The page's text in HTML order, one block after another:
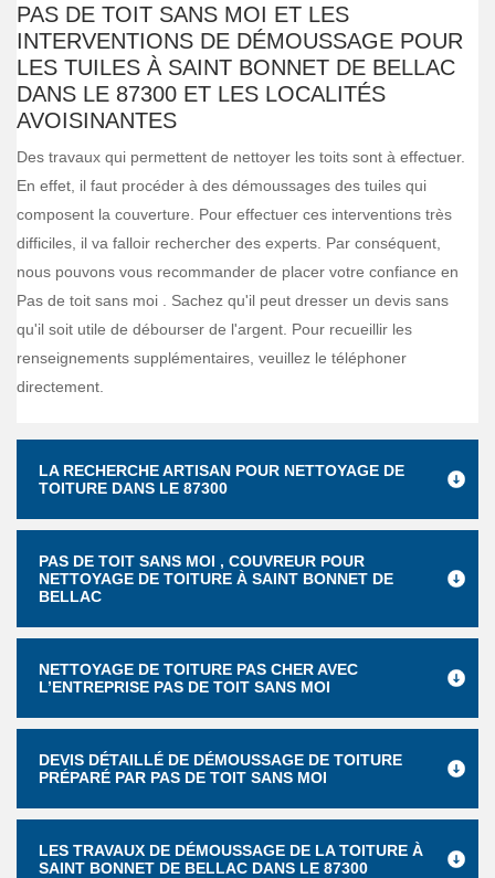
PAS DE TOIT SANS MOI ET LES
INTERVENTIONS DE DÉMOUSSAGE POUR
LES TUILES À SAINT BONNET DE BELLAC
DANS LE 87300 ET LES LOCALITÉS
AVOISINANTES
Des travaux qui permettent de nettoyer les toits sont à effectuer.
En effet, il faut procéder à des démoussages des tuiles qui
composent la couverture. Pour effectuer ces interventions très
difficiles, il va falloir rechercher des experts. Par conséquent,
nous pouvons vous recommander de placer votre confiance en
Pas de toit sans moi . Sachez qu'il peut dresser un devis sans
qu'il soit utile de débourser de l'argent. Pour recueillir les
renseignements supplémentaires, veuillez le téléphoner
directement.
LA RECHERCHE ARTISAN POUR NETTOYAGE DE
TOITURE DANS LE 87300
PAS DE TOIT SANS MOI , COUVREUR POUR
NETTOYAGE DE TOITURE À SAINT BONNET DE
BELLAC
NETTOYAGE DE TOITURE PAS CHER AVEC
L’ENTREPRISE PAS DE TOIT SANS MOI
DEVIS DÉTAILLÉ DE DÉMOUSSAGE DE TOITURE
PRÉPARÉ PAR PAS DE TOIT SANS MOI
LES TRAVAUX DE DÉMOUSSAGE DE LA TOITURE À
SAINT BONNET DE BELLAC DANS LE 87300